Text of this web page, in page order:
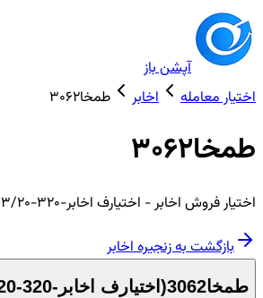
آپشن باز
اختیار معامله
اخابر طمخا3062
طمخا3062
اختیارفروش اخابر- اختیارف اخابر-320-1405/03/20
بازگشت به زنجیرهاخابر
طمخا3062 ( اختیارف اخابر-320-1405/03/20